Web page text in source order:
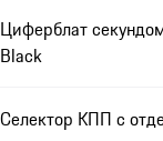
Циферблат
Black
Селектор КПП с